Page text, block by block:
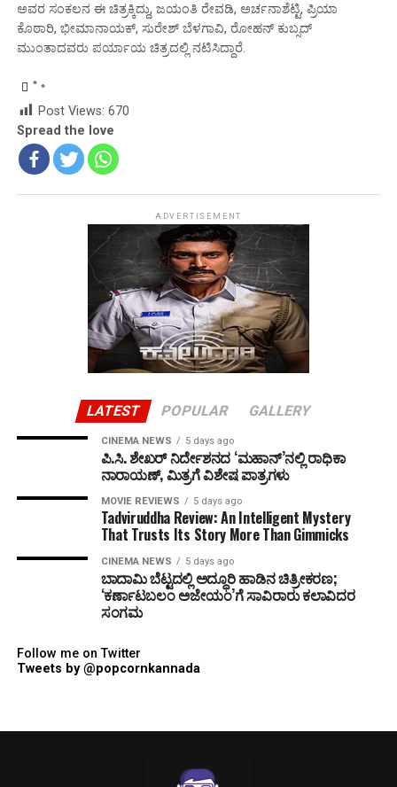
ಅವರ ಸಂಕಲನ ಈ ಚಿತ್ರಕ್ಕಿದ್ದು, ಜಯಂತಿ ರೇವಡಿ, ಅರ್ಚನಾಶೆಟ್ಟಿ, ಪ್ರಿಯಾ
ಕೊಠಾರಿ, ಭೀಮಾನಾಯಕ್, ಸುರೇಶ್ ಬೆಳಗಾವಿ, ರೋಹನ್ ಕುಬ್ಸದ್
ಮುಂತಾದವರು ಪರ್ಯಾಯ ಚಿತ್ರದಲ್ಲಿ ನಟಿಸಿದ್ದಾರೆ.
Post Views: 670
Spread the love
ADVERTISEMENT
LATEST POPULAR GALLERY
CINEMA NEWS 5 days ago
ಪಿ.ಸಿ. ಶೇಖರ್ ನಿರ್ದೇಶನದ ‘ಮಹಾನ್’ನಲ್ಲಿ ರಾಧಿಕಾ
ನಾರಾಯಣ್, ಮಿತ್ರಗೆ ವಿಶೇಷ ಪಾತ್ರಗಳು
MOVIE REVIEWS 5 days ago
Tadviruddha Review: An Intelligent Mystery
That Trusts Its Story More Than Gimmicks
CINEMA NEWS 5 days ago
ಬಾದಾಮಿ ಬೆಟ್ಟದಲ್ಲಿ ಅದ್ಧೂರಿ ಹಾಡಿನ ಚಿತ್ರೀಕರಣ;
‘ಕರ್ಣಾಟಬಲಂ ಅಜೇಯಂ’ಗೆ ಸಾವಿರಾರು ಕಲಾವಿದರ
ಸಂಗಮ
Follow me on Twitter
Tweets by @popcornkannada